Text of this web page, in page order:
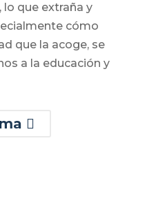
lo que extraña y
cómo
que la acoge, se
a la educación y